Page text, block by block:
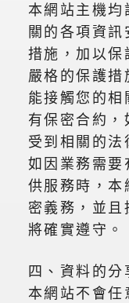
本網站主機均
關的各項資
措施，加以保
嚴格的保護措
能接觸您的相
有保密合約
受到相關的法
如因業務需要
供服務時，本
密義務，並且
將確實遵守。
四、資料的
本網站不會任